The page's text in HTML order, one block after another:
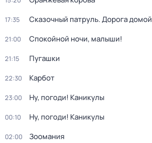
17:35 Сказочный патруль. Дорога домой
21:00 Спокойной ночи, малыши!
21:15 Пугашки
22:30 Карбот
23:00 Ну, погоди! Каникулы
00:10 Ну, погоди! Каникулы
02:00 Зоомания